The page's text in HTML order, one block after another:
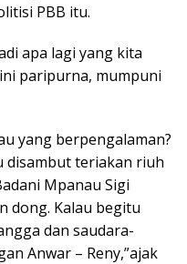
PBB itu.
apa lagi yang kita
paripurna, mumpuni
yang berpengalaman?
disambut teriakan riuh
Mpanau Sigi
dong. Kalau begitu
dan saudara-
Anwar – Reny,”ajak